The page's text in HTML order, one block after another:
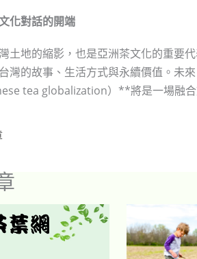
化對話的開端
土地的縮影，也是亞洲茶文化的重要
灣的故事、生活方式與永續價值。未
tea globalization）**將是一場融合